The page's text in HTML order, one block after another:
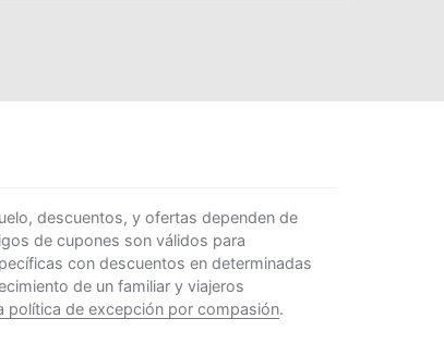
descuentos, y ofertas dependen de
de cupones son válidos para
con descuentos en determinadas
de un familiar y viajeros
política de excepción por compasión.